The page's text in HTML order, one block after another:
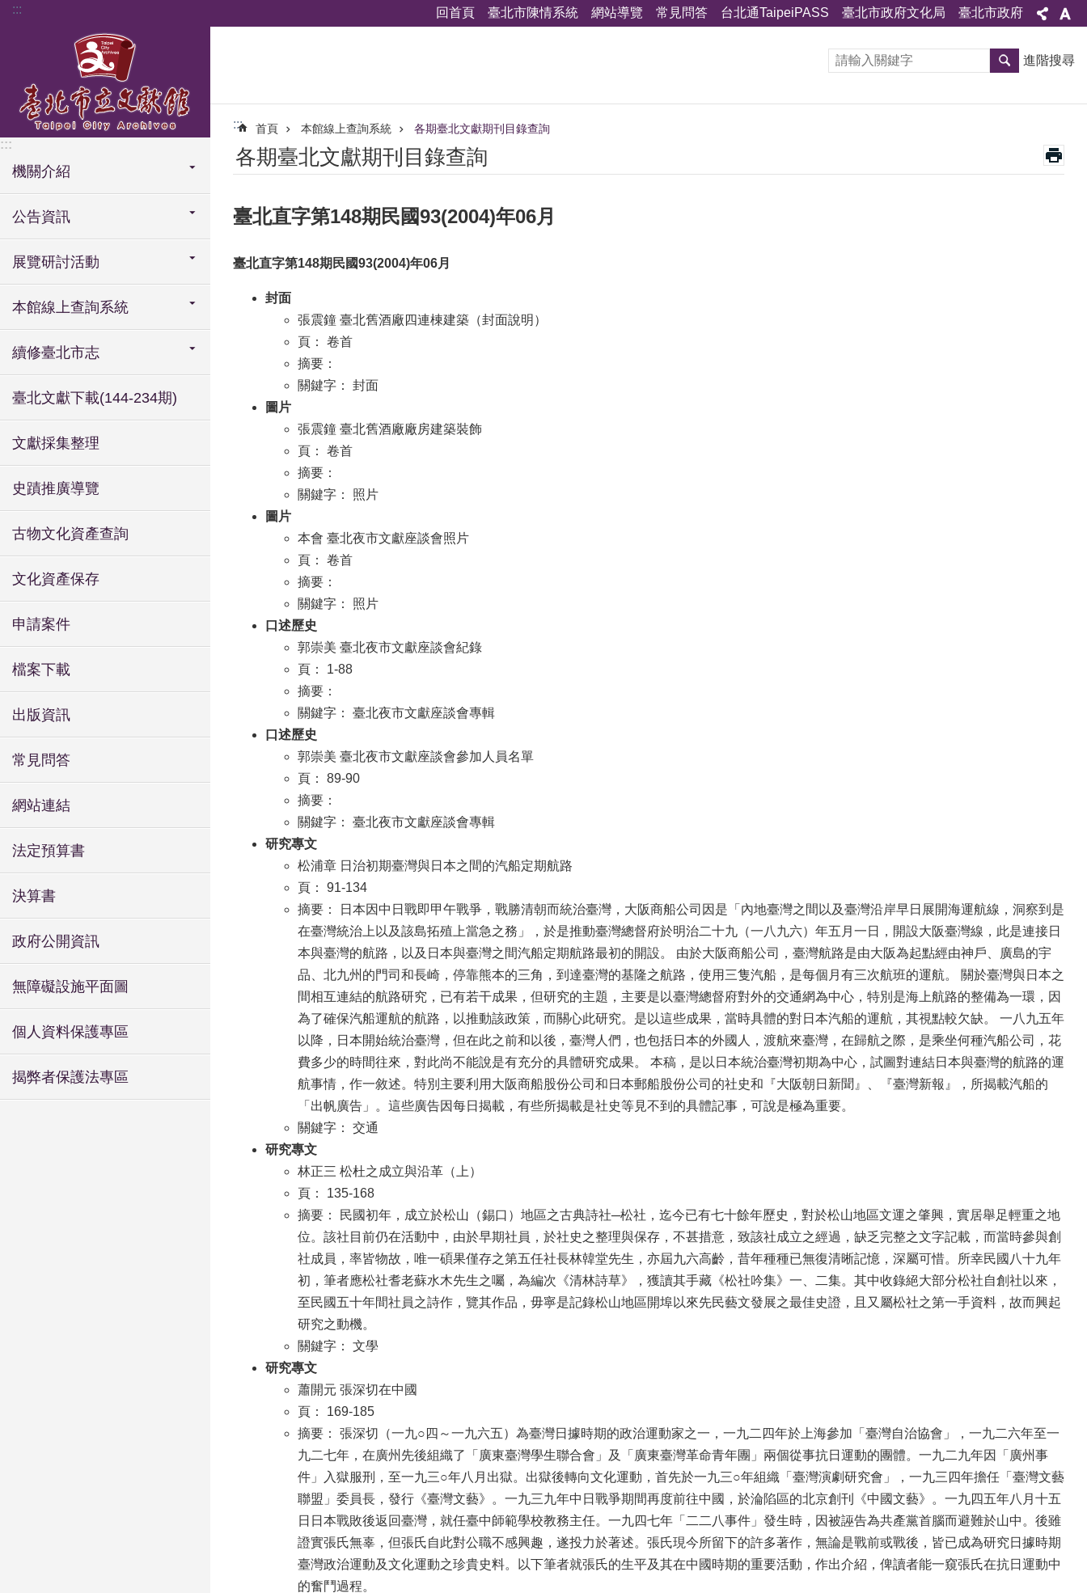
跳到主要內容區塊
::: 回首頁 臺北市陳情系統 網站導覽 常見問答 台北通TaipeiPASS 臺北市政府文化局 臺北市政府
:::
機關介紹
公告資訊
展覽研討活動
本館線上查詢系統
續修臺北市志
臺北文獻下載(144-234期)
文獻採集整理
史蹟推廣導覽
古物文化資產查詢
文化資產保存
申請案件
檔案下載
出版資訊
常見問答
網站連結
法定預算書
決算書
政府公開資訊
無障礙設施平面圖
個人資料保護專區
揭弊者保護法專區
進階搜尋
::: 首頁 本館線上查詢系統 各期臺北文獻期刊目錄查詢
各期臺北文獻期刊目錄查詢
臺北直字第148期民國93(2004)年06月
臺北直字第148期民國93(2004)年06月
封面
張震鐘 臺北舊酒廠四連棟建築（封面說明）
頁： 卷首
摘要：
關鍵字： 封面
圖片
張震鐘 臺北舊酒廠廠房建築裝飾
頁： 卷首
摘要：
關鍵字： 照片
圖片
本會 臺北夜市文獻座談會照片
頁： 卷首
摘要：
關鍵字： 照片
口述歷史
郭崇美 臺北夜市文獻座談會紀錄
頁： 1-88
摘要：
關鍵字： 臺北夜市文獻座談會專輯
口述歷史
郭崇美 臺北夜市文獻座談會參加人員名單
頁： 89-90
摘要：
關鍵字： 臺北夜市文獻座談會專輯
研究專文
松浦章 日治初期臺灣與日本之間的汽船定期航路
頁： 91-134
摘要： 日本因中日戰即甲午戰爭，戰勝清朝而統治臺灣，大阪商船公司因是「內地臺灣之間以及臺灣沿岸早日展開海運航線，洞察到是
在臺灣統治上以及該島拓殖上當急之務」，於是推動臺灣總督府於明治二十九（一八九六）年五月一日，開設大阪臺灣線，此是連接日
本與臺灣的航路，以及日本與臺灣之間汽船定期航路最初的開設。 由於大阪商船公司，臺灣航路是由大阪為起點經由神戶、廣島的宇
品、北九州的門司和長崎，停靠熊本的三角，到達臺灣的基隆之航路，使用三隻汽船，是每個月有三次航班的運航。 關於臺灣與日本之
間相互連結的航路研究，已有若干成果，但研究的主題，主要是以臺灣總督府對外的交通網為中心，特別是海上航路的整備為一環，因
為了確保汽船運航的航路，以推動該政策，而關心此研究。是以這些成果，當時具體的對日本汽船的運航，其視點較欠缺。 一八九五年
以降，日本開始統治臺灣，但在此之前和以後，臺灣人們，也包括日本的外國人，渡航來臺灣，在歸航之際，是乘坐何種汽船公司，花
費多少的時間往來，對此尚不能說是有充分的具體研究成果。 本稿，是以日本統治臺灣初期為中心，試圖對連結日本與臺灣的航路的運
航事情，作一敘述。特別主要利用大阪商船股份公司和日本郵船股份公司的社史和『大阪朝日新聞』、『臺灣新報』，所揭載汽船的
「出帆廣告」。這些廣告因每日揭載，有些所揭載是社史等見不到的具體記事，可說是極為重要。
關鍵字： 交通
研究專文
林正三 松杜之成立與沿革（上）
頁： 135-168
摘要： 民國初年，成立於松山（錫口）地區之古典詩社─松社，迄今已有七十餘年歷史，對於松山地區文運之肇興，實居舉足輕重之地
位。該社目前仍在活動中，由於早期社員，於社史之整理與保存，不甚措意，致該社成立之經過，缺乏完整之文字記載，而當時參與創
社成員，率皆物故，唯一碩果僅存之第五任社長林韓堂先生，亦屆九六高齡，昔年種種已無復清晰記憶，深屬可惜。所幸民國八十九年
初，筆者應松社耆老蘇水木先生之囑，為編次《清林詩草》，獲讀其手藏《松社吟集》一、二集。其中收錄絕大部分松社自創社以來，
至民國五十年間社員之詩作，覽其作品，毋寧是記錄松山地區開埠以來先民藝文發展之最佳史證，且又屬松社之第一手資料，故而興起
研究之動機。
關鍵字： 文學
研究專文
蕭開元 張深切在中國
頁： 169-185
摘要： 張深切（一九○四～一九六五）為臺灣日據時期的政治運動家之一，一九二四年於上海參加「臺灣自治協會」，一九二六年至一
九二七年，在廣州先後組織了「廣東臺灣學生聯合會」及「廣東臺灣革命青年團」兩個從事抗日運動的團體。一九二九年因「廣州事
件」入獄服刑，至一九三○年八月出獄。出獄後轉向文化運動，首先於一九三○年組織「臺灣演劇研究會」，一九三四年擔任「臺灣文藝
聯盟」委員長，發行《臺灣文藝》。一九三九年中日戰爭期間再度前往中國，於淪陷區的北京創刊《中國文藝》。一九四五年八月十五
日日本戰敗後返回臺灣，就任臺中師範學校教務主任。一九四七年「二二八事件」發生時，因被誣告為共產黨首腦而避難於山中。後雖
證實張氏無辜，但張氏自此對公職不感興趣，遂投力於著述。張氏現今所留下的許多著作，無論是戰前或戰後，皆已成為研究日據時期
臺灣政治運動及文化運動之珍貴史料。以下筆者就張氏的生平及其在中國時期的重要活動，作出介紹，俾讀者能一窺張氏在抗日運動中
的奮鬥過程。